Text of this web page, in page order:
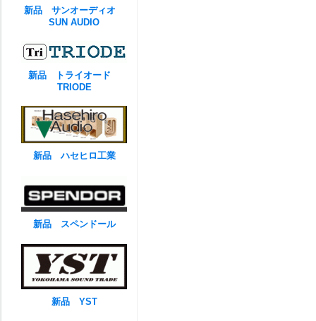
新品 サンオーディオ
SUN AUDIO
新品 トライオード
TRIODE
新品 ハセヒロ工業
新品 スペンドール
新品 YST